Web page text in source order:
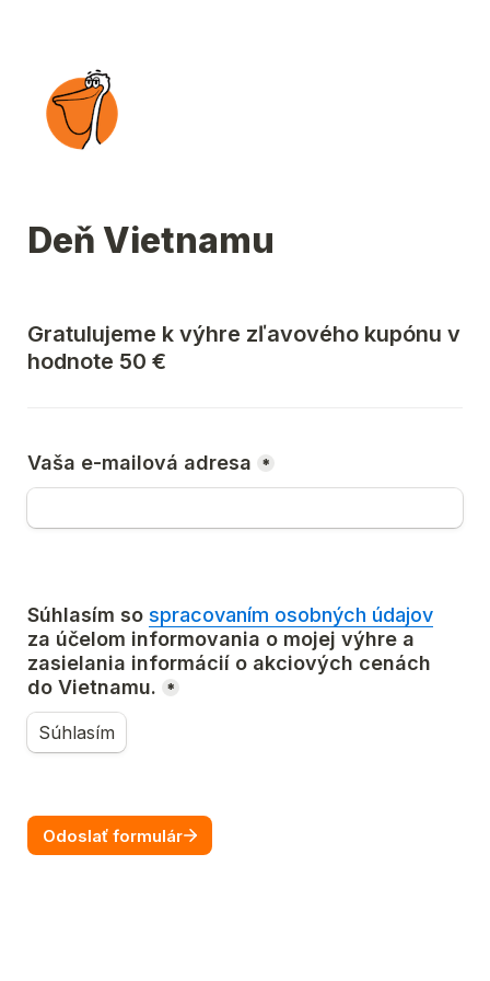
Deň Vietnamu
Gratulujeme k výhre zľavového kupónu v
hodnote 50 €
Vaša e-mailová adresa *
Súhlasím so spracovaním osobných údajov
za účelom informovania o mojej výhre a
zasielania informácií o akciových cenách
do Vietnamu.
*
Súhlasím
Odoslať formulár